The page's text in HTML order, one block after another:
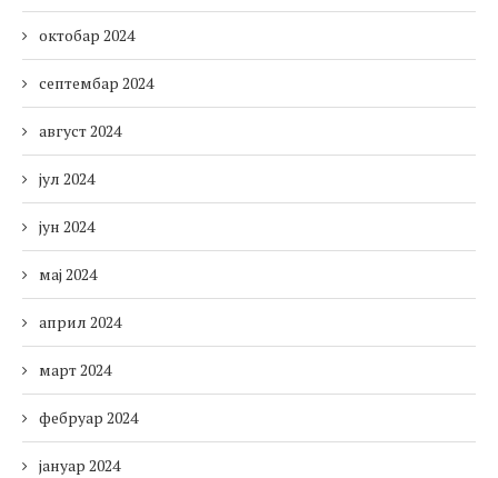
октобар 2024
септембар 2024
август 2024
јул 2024
јун 2024
мај 2024
април 2024
март 2024
фебруар 2024
јануар 2024